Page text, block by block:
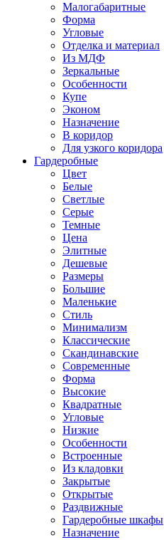
Малогабаритные
Форма
Угловые
Отделка и материал
Из МДФ
Зеркальные
Особенности
Купе
Эконом
Назначение
В коридор
Для узкого коридора
Гардеробные
Цвет
Белые
Светлые
Серые
Темные
Цена
Элитные
Дешевые
Размеры
Большие
Маленькие
Стиль
Минимализм
Классические
Скандинавские
Современные
Форма
Высокие
Квадратные
Угловые
Низкие
Особенности
Встроенные
Из кладовки
Закрытые
Открытые
Раздвижные
Гардеробные шкафы
Назначение